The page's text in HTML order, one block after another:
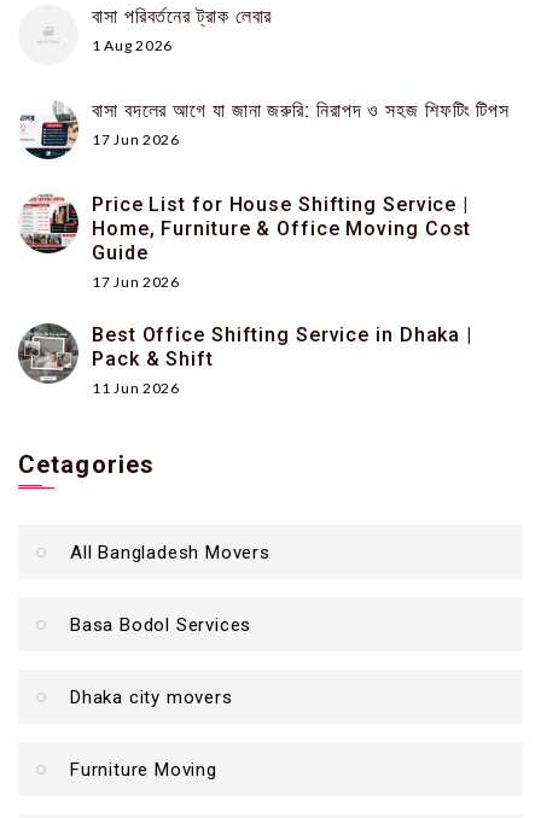
বাসা পরিবর্তনের ট্রাক লেবার
1 Aug 2026
বাসা বদলের আগে যা জানা জরুরি: নিরাপদ ও সহজ শিফটিং টিপস
17 Jun 2026
Price List for House Shifting Service |
Home, Furniture & Office Moving Cost
Guide
17 Jun 2026
Best Office Shifting Service in Dhaka |
Pack & Shift
11 Jun 2026
Cetagories
All Bangladesh Movers
Basa Bodol Services
Dhaka city movers
Furniture Moving